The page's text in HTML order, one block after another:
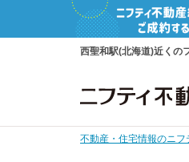
西聖和駅(北海道)近くの
不動産・住宅情報のニフ